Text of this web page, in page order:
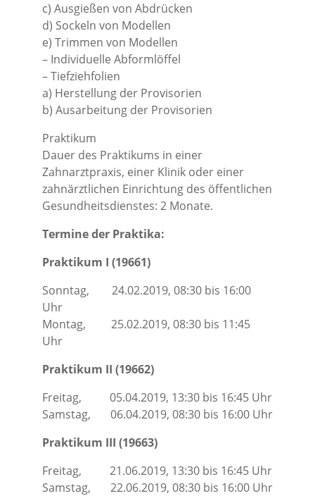
c) Ausgießen von Abdrücken
d) Sockeln von Modellen
e) Trimmen von Modellen
– Individuelle Abformlöffel
– Tiefziehfolien
a) Herstellung der Provisorien
b) Ausarbeitung der Provisorien
Praktikum
Dauer des Praktikums in einer
Zahnarztpraxis, einer Klinik oder einer
zahnärztlichen Einrichtung des öffentlichen
Gesundheitsdienstes: 2 Monate.
Termine der Praktika:
Praktikum I (19661)
Sonntag, 24.02.2019, 08:30 bis 16:00
Uhr
Montag, 25.02.2019, 08:30 bis 11:45
Uhr
Praktikum II (19662)
Freitag, 05.04.2019, 13:30 bis 16:45 Uhr
Samstag, 06.04.2019, 08:30 bis 16:00 Uhr
Praktikum III (19663)
Freitag, 21.06.2019, 13:30 bis 16:45 Uhr
Samstag, 22.06.2019, 08:30 bis 16:00 Uhr